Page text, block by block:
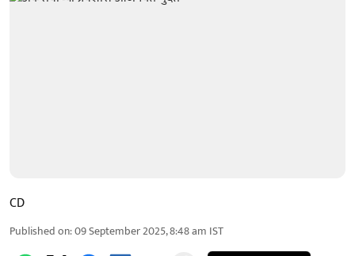
CD
Published on:09 September 2025, 8:48 am IST